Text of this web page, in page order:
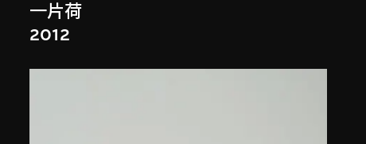
一片荷
2012